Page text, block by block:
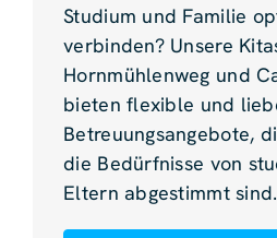
Studium und Familie
verbinden? Unsere
Hornmühlenweg und
bieten flexible und
Betreuungsangebote,
die Bedürfnisse von
Eltern abgestimmt sind.